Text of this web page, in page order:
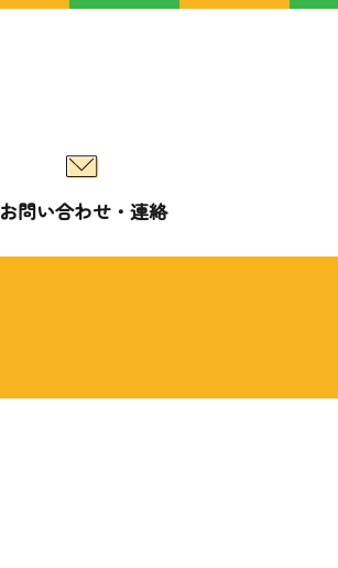
お問い合わせ・連絡